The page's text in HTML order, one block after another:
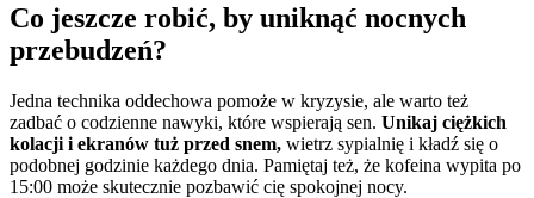
Co jeszcze robić, by uniknąć nocnych
przebudzeń?
Jedna technika oddechowa pomoże w kryzysie, ale warto też
zadbać o codzienne nawyki, które wspierają sen. Unikaj ciężkich
kolacji i ekranów tuż przed snem, wietrz sypialnię i kładź się o
podobnej godzinie każdego dnia. Pamiętaj też, że kofeina wypita po
15:00 może skutecznie pozbawić cię spokojnej nocy.